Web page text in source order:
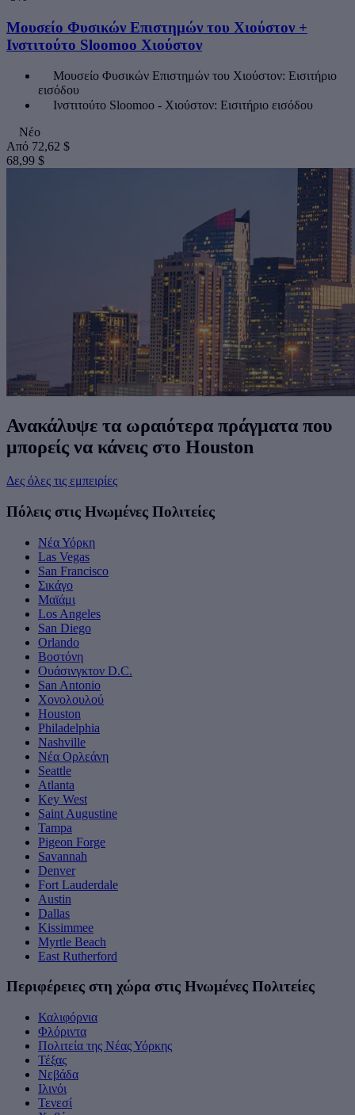
Μουσείο Φυσικών Επιστημών του Χιούστον +
Ινστιτούτο Sloomoo Χιούστον
Μουσείο Φυσικών Επιστημών του Χιούστον: Εισιτήριο
εισόδου
Ινστιτούτο Sloomoo - Χιούστον: Εισιτήριο εισόδου
Νέο
Από 72,62 $
68,99 $
Ανακάλυψε τα ωραιότερα πράγματα που
μπορείς να κάνεις στο Houston
Δες όλες τις εμπειρίες
Πόλεις στις Ηνωμένες Πολιτείες
Νέα Υόρκη
Las Vegas
San Francisco
Σικάγο
Μαϊάμι
Los Angeles
San Diego
Orlando
Βοστόνη
Ουάσινγκτον D.C.
San Antonio
Χονολουλού
Houston
Philadelphia
Nashville
Νέα Ορλεάνη
Seattle
Atlanta
Key West
Saint Augustine
Tampa
Pigeon Forge
Savannah
Denver
Fort Lauderdale
Austin
Dallas
Kissimmee
Myrtle Beach
East Rutherford
Περιφέρειες στη χώρα στις Ηνωμένες Πολιτείες
Καλιφόρνια
Φλόριντα
Πολιτεία της Νέας Υόρκης
Τέξας
Νεβάδα
Ιλινόι
Τενεσί